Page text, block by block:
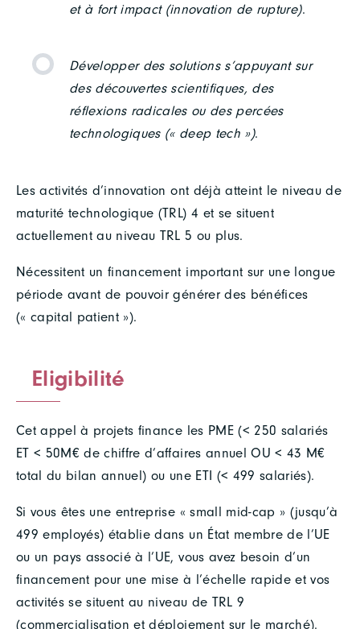
et à fort impact (innovation de rupture).
Développer des solutions s’appuyant sur
des découvertes scientifiques, des
réflexions radicales ou des percées
technologiques (« deep tech »).
Les activités d’innovation ont déjà atteint le niveau de
maturité technologique (TRL) 4 et se situent
actuellement au niveau TRL 5 ou plus.
Nécessitent un financement important sur une longue
période avant de pouvoir générer des bénéfices
(« capital patient »).
Eligibilité
Cet appel à projets finance les PME (< 250 salariés
ET < 50M€ de chiffre d’affaires annuel OU < 43 M€
total du bilan annuel) ou une ETI (< 499 salariés).
Si vous êtes une entreprise « small mid-cap » (jusqu’à
499 employés) établie dans un État membre de l’UE
ou un pays associé à l’UE, vous avez besoin d’un
financement pour une mise à l’échelle rapide et vos
activités se situent au niveau de TRL 9
(commercialisation et déploiement sur le marché).